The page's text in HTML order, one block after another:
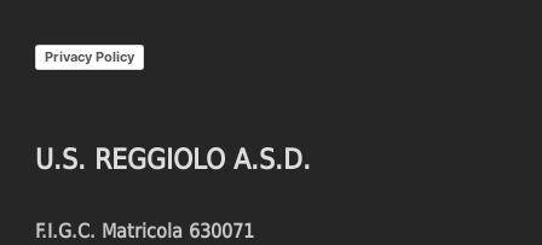
Privacy Policy
U.S. REGGIOLO A.S.D.
F.I.G.C. Matricola 630071